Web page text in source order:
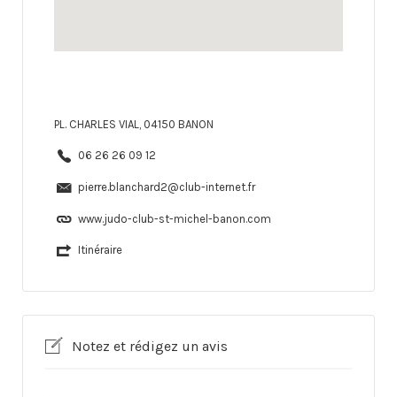
PL. CHARLES VIAL, 04150 BANON
06 26 26 09 12
pierre.blanchard2@club-internet.fr
www.judo-club-st-michel-banon.com
Itinéraire
Notez et rédigez un avis